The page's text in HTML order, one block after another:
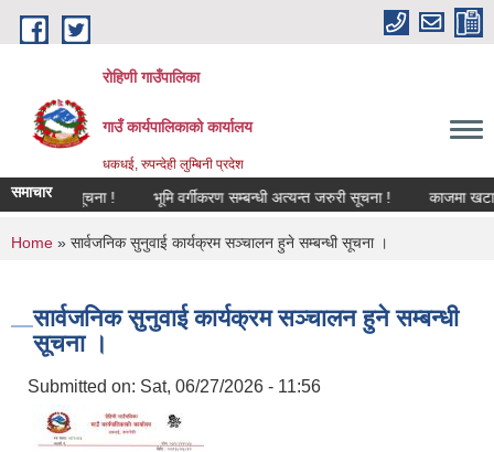
Skip to main content
रोहिणी गाउँपालिका
गाउँ कार्यपालिकाको कार्यालय
धकधई, रुपन्देही लुम्बिनी प्रदेश
समाचारसूचना ! भूमि वर्गीकरण सम्बन्धी अत्यन्त जरुरी सूचना ! काजमा
You are here
Home » सार्वजनिक सुनुवाई कार्यक्रम सञ्चालन हुने सम्बन्धी सूचना ।
सार्वजनिक सुनुवाई कार्यक्रम सञ्चालन हुने सम्बन्धी
सूचना ।
Submitted on: Sat, 06/27/2026 - 11:56